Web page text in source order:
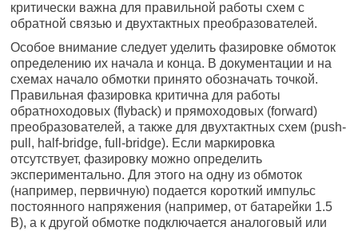
критически важна для правильной работы схем с
обратной связью и двухтактных преобразователей.
Особое внимание следует уделить фазировке обмоток
определению их начала и конца. В документации и на
схемах начало обмотки принято обозначать точкой.
Правильная фазировка критична для работы
обратноходовых (flyback) и прямоходовых (forward)
преобразователей, а также для двухтактных схем (push-
pull, half-bridge, full-bridge). Если маркировка
отсутствует, фазировку можно определить
экспериментально. Для этого на одну из обмоток
(например, первичную) подается короткий импульс
постоянного напряжения (например, от батарейки 1.5
В), а к другой обмотке подключается аналоговый или